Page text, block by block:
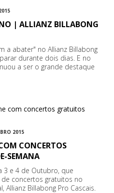
| ALLIANZ BILLABONG
a abater" no Allianz Billabong
durante dois dias. E no
a ser o grande destaque
2015
CONCERTOS
SEMANA
3 e 4 de Outubro, que
concertos gratuitos no
Billabong Pro Cascais.